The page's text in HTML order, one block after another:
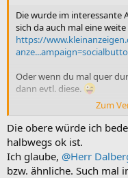
Die wurde im interessante
sich da auch mal eine
https://
Oder wenn du mal quer
dann evtl. diese.
https://
Zum
Die obere würde ich
halbwegs ok ist.
Ich glaube, @Herr
bzw. ähnliche. Such mal